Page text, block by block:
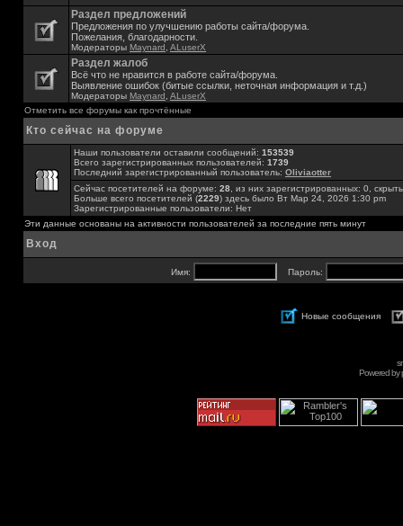
Раздел предложений
Предложения по улучшению работы сайта/форума.
Пожелания, благодарности.
Модераторы Maynard ALuserX
Раздел жалоб
Всё что не нравится в работе сайта/форума.
Выявление ошибок (битые ссылки, неточная информация и т.д.)
Модераторы Maynard ALuserX
Отметить все форумы как прочтённые
Кто сейчас на форуме
Наши пользователи оставили сообщений: 153539
Всего зарегистрированных пользователей: 1739
Последний зарегистрированный пользователь: Oliviaotter
Сейчас посетителей на форуме: 28 , из них зарегистрированных: 0,
Больше всего посетителей (2229) здесь было Вт Мар 24, 2026 1:30 pm
Зарегистрированные пользователи: Нет
Эти данные основаны на активности пользователей за последние пять минут
Вход
Имя: Пароль:
Новые сообщения
Powered by